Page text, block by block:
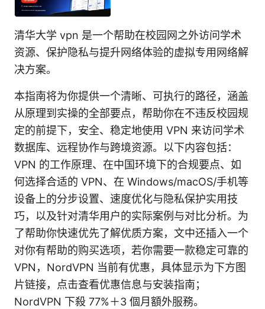
清华大学 vpn 是一个帮助在校园网之外访问学术
资源、保护隐私与提升网络体验的虚拟专用网络解
决方案。
本指南将为你提供一个清晰、可执行的路径，涵盖
从原理到实操的全部要点，帮助你在不违反校园规
定的前提下，安全、稳定地使用 VPN 来访问学术
数据库、远程协作与跨境资源。以下内容包括：
VPN 的工作原理、在中国环境下的合规要点、如
何选择合适的 VPN、在 Windows/macOS/手机等
设备上的分步设置、速度优化与隐私保护实用技
巧，以及针对清华用户的实际案例与对比分析。为
了帮助你快速优先了解优质方案，文中还插入一个
对你有帮助的购买选项，若你需要一款稳定可靠的
VPN，NordVPN 当前有优惠，具体显示为下方图
片链接，点击查看优惠信息与安装指南；
NordVPN 下殺 77%＋3 個月額外服務。